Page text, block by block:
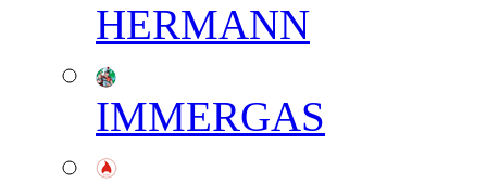
HERMANN
IMMERGAS